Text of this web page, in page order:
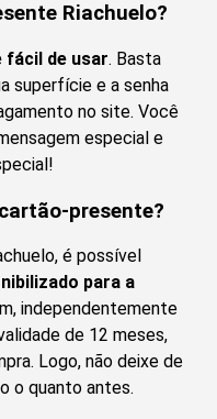
Riachuelo?
fácil de usar. Basta
superfície e a senha
no site. Você
especial e
presente?
é possível
para a
independentemente
de 12 meses,
Logo, não deixe de
o quanto antes.